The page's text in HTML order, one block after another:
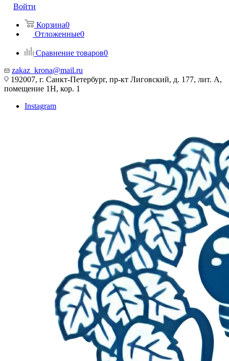
Войти
Корзина0
Отложенные0
Сравнение товаров0
zakaz_krona@mail.ru
192007, г. Санкт-Петербург, пр-кт Лиговский, д. 177, лит. А,
помещение 1Н, кор. 1
Instagram